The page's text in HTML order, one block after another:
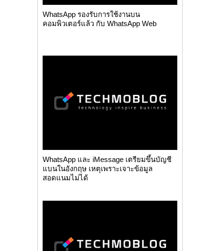
WhatsApp รองรับการใช้งานบน
คอมพิวเตอร์แล้ว กับ WhatsApp Web
WhatsApp และ iMessage เตรียมขึ้นบัญชี
แบนในอังกฤษ เหตุเพราะเจาะข้อมูล
สอดแนมไม่ได้